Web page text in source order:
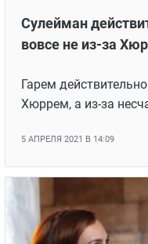
Сулейман
вовсе не из-за
Гарем
Хюррем, а из-за
5 АПРЕЛЯ 2021 В 14:09